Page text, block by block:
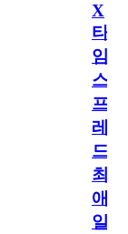
X
타
임
스
프
레
드]
최
애
일